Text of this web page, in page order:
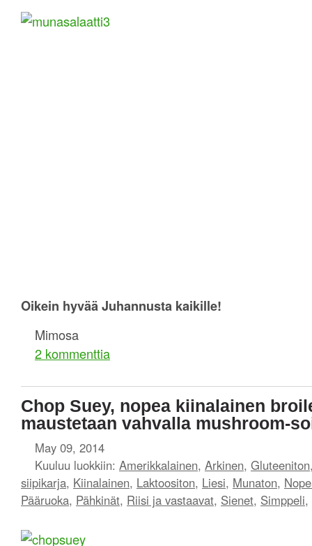
Oikein hyvää Juhannusta kaikille!
Mimosa
2 kommenttia
Chop Suey, nopea kiinalainen
maustetaan vahvalla mushroom-
May 09, 2014
Kuuluu luokkiin: Amerikkalainen, Arkinen, Gluteeniton
siipikarja, Kiinalainen, Laktoositon, Liesi, Munaton,
Pääruoka, Pähkinät, Riisi ja vastaavat, Sienet, Simppeli,